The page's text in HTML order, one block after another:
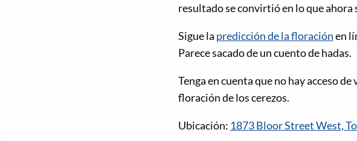
resultado se convirtió en lo que ahora
Sigue la predicción de la floraciónen
Parece sacado de un cuento de hadas.
Tenga en cuenta que no hay acceso
floración de los cerezos.
Ubicación: 1873 Bloor Street West,